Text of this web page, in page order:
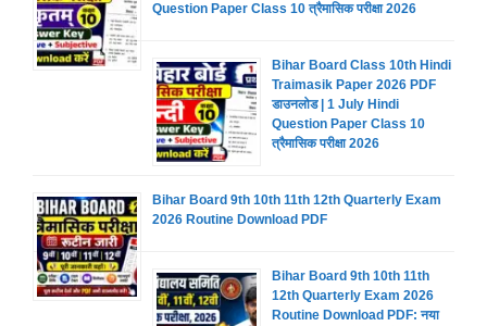
Question Paper Class 10 त्रैमासिक परीक्षा 2026
Bihar Board Class 10th Hindi
Traimasik Paper 2026 PDF
डाउनलोड | 1 July Hindi
Question Paper Class 10
त्रैमासिक परीक्षा 2026
Bihar Board 9th 10th 11th 12th Quarterly Exam
2026 Routine Download PDF
Bihar Board 9th 10th 11th
12th Quarterly Exam 2026
Routine Download PDF: नया